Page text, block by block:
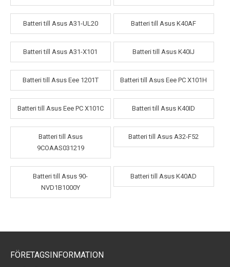
Batteri till Asus A31-UL20 Batteri till Asus K40AF
Batteri till Asus A31-X101 Batteri till Asus K40IJ
Batteri till Asus Eee 1201T Batteri till Asus Eee PC X101H
Batteri till Asus Eee PC X101C Batteri till Asus K40ID
Batteri till Asus
9COAAS031219
Batteri till Asus A32-F52
Batteri till Asus 90-
NVD1B1000Y
Batteri till Asus K40AD
FÖRETAGSINFORMATION